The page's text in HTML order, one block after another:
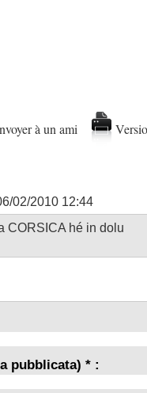
à un ami
02/2010 12:44
CORSICA hé in dolu
pubblicata) * :